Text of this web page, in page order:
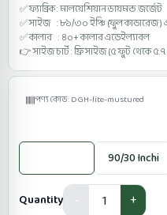
✅ ফ্যাব্রিক : মালয়েশিয়ান ডায়মন্ড জর্জেট
✅ সাইজ : ৮১/৩০ ইঞ্চি (ফুল কাভারেজ )
✅ কালার : ৪০+ কালার এভেইল্যাবল
👉 সাইজ চার্ট : ফ্রি সাইজ (৫ ফুট থেকে
পণ্য কোড: DGH-lite-mustured
90/30 Inchi
Quantity